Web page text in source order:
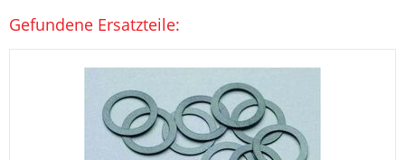
Gefundene Ersatzteile: